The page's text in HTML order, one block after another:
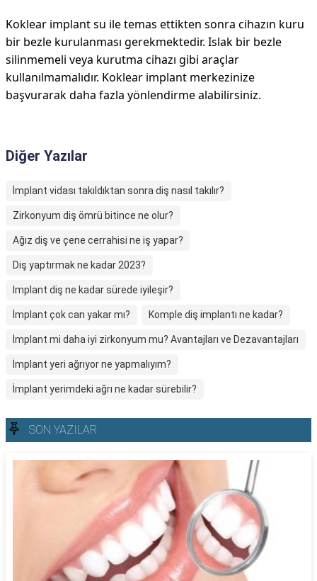
Koklear implant su ile temas ettikten sonra cihazın kuru
bir bezle kurulanması gerekmektedir. Islak bir bezle
silinmemeli veya kurutma cihazı gibi araçlar
kullanılmamalıdır. Koklear implant merkezinize
başvurarak daha fazla yönlendirme alabilirsiniz.
Diğer Yazılar
İmplant vidası takıldıktan sonra diş nasıl takılır?
Zirkonyum diş ömrü bitince ne olur?
Ağız diş ve çene cerrahisi ne iş yapar?
Diş yaptırmak ne kadar 2023?
Implant diş ne kadar sürede iyileşir?
İmplant çok can yakar mı? Komple diş implantı ne kadar?
İmplant mi daha iyi zirkonyum mu? Avantajları ve Dezavantajları
İmplant yeri ağrıyor ne yapmalıyım?
İmplant yerimdeki ağrı ne kadar sürebilir?
SON YAZILAR